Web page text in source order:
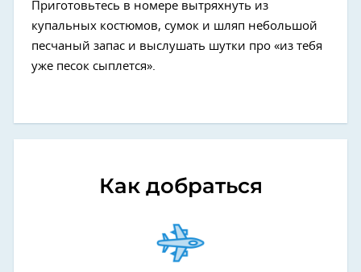
Приготовьтесь в номере вытряхнуть из
купальных костюмов, сумок и шляп небольшой
песчаный запас и выслушать шутки про «из тебя
уже песок сыплется».
Как добраться